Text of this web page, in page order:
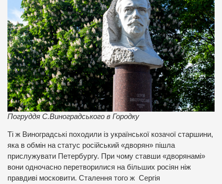
Погруддя С.Виноградського в Городку
Ті ж Виноградські походили із української козачої старшини,
яка в обмін на статус російський «дворян» пішла
прислужувати Петербургу. При чому ставши «дворянамі»
вони одночасно перетворилися на більших росіян ніж
правдиві московити. Сталення того ж Сергія